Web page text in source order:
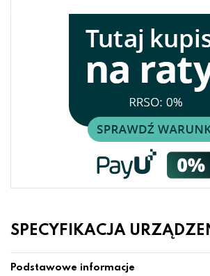
SPECYFIKACJA
Podstawowe informacje